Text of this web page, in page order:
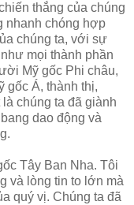
thắng của chúng
nhanh chóng hợp
chúng ta, với sự
mọi thành phần
Mỹ gốc Phi châu,
gốc Á, thành thị,
chúng ta đã giành
dao động và
Tây Ban Nha. Tôi
và lòng tin to lớn mà
quý vị. Chúng ta đã